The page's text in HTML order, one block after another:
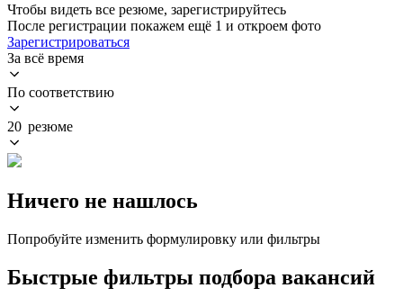
Чтобы видеть все резюме, зарегистрируйтесь
После регистрации покажем ещё 1 и откроем фото
Зарегистрироваться
За всё время
По соответствию
20 резюме
Ничего не нашлось
Попробуйте изменить формулировку или фильтры
Быстрые фильтры подбора вакансий